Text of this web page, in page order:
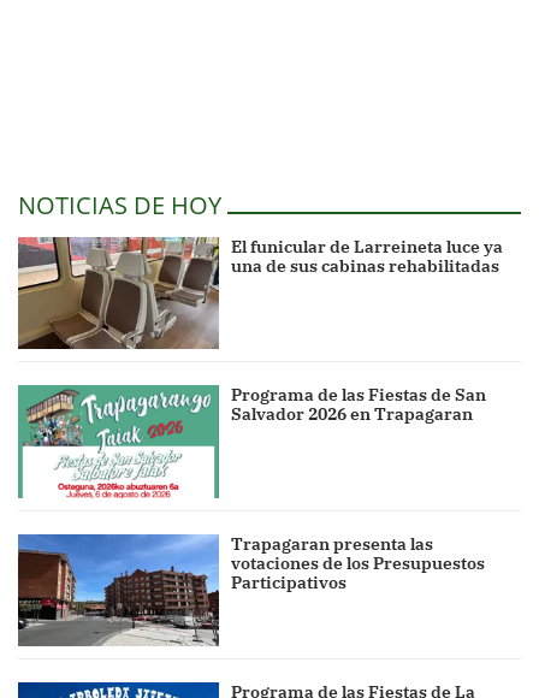
NOTICIAS DE HOY
El funicular de Larreineta luce ya
una de sus cabinas rehabilitadas
Programa de las Fiestas de San
Salvador 2026 en Trapagaran
Trapagaran presenta las
votaciones de los Presupuestos
Participativos
Programa de las Fiestas de La